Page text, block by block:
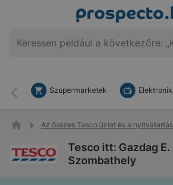
Vissza
Szupermarketek
Az összes Tesco üzlet és a
Tesco itt: Gazdag E.
Szombathely